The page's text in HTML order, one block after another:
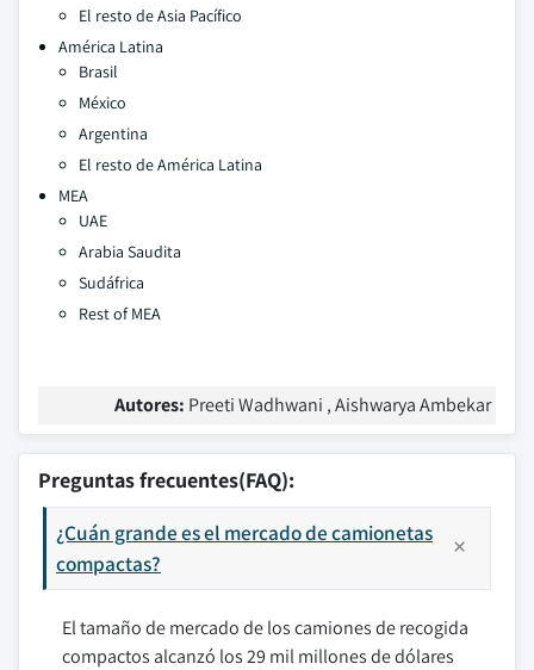
El resto de Asia Pacífico
América Latina
Brasil
México
Argentina
El resto de América Latina
MEA
UAE
Arabia Saudita
Sudáfrica
Rest of MEA
Autores: Preeti Wadhwani , Aishwarya Ambekar
Preguntas frecuentes(FAQ):
¿Cuán grande es el mercado de camionetas
compactas?
El tamaño de mercado de los camiones de recogida
compactos alcanzó los 29 mil millones de dólares